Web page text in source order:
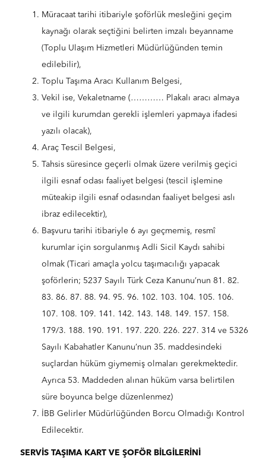
Müracaat tarihi itibariyle şoförlük mesleğini geçim
kaynağı olarak seçtiğini belirten imzalı beyanname
(Toplu Ulaşım Hizmetleri Müdürlüğünden temin
edilebilir),
Toplu Taşıma Aracı Kullanım Belgesi,
Vekil ise, Vekaletname (………… Plakalı aracı almaya
ve ilgili kurumdan gerekli işlemleri yapmaya ifadesi
yazılı olacak),
Araç Tescil Belgesi,
Tahsis süresince geçerli olmak üzere verilmiş geçici
ilgili esnaf odası faaliyet belgesi (tescil işlemine
müteakip ilgili esnaf odasından faaliyet belgesi aslı
ibraz edilecektir),
Başvuru tarihi itibariyle 6 ayı geçmemiş, resmî
kurumlar için sorgulanmış Adli Sicil Kaydı sahibi
olmak (Ticari amaçla yolcu taşımacılığı yapacak
şoförlerin; 5237 Sayılı Türk Ceza Kanunu’nun 81. 82.
83. 86. 87. 88. 94. 95. 96. 102. 103. 104. 105. 106.
107. 108. 109. 141. 142. 143. 148. 149. 157. 158.
179/3. 188. 190. 191. 197. 220. 226. 227. 314 ve 5326
Sayılı Kabahatler Kanunu’nun 35. maddesindeki
suçlardan hüküm giymemiş olmaları gerekmektedir.
Ayrıca 53. Maddeden alınan hüküm varsa belirtilen
süre boyunca belge düzenlenmez)
İBB Gelirler Müdürlüğünden Borcu Olmadığı Kontrol
Edilecektir.
SERVİS TAŞIMA KART VE ŞOFÖR BİLGİLERİNİ